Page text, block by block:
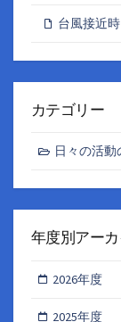
台風接近
カテゴリー
日々の活動
年度別アー
2026年度
2025年度